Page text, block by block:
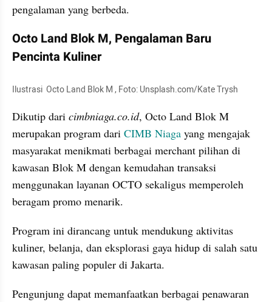
pengalaman yang berbeda.
Octo Land Blok M, Pengalaman Baru
Pencinta Kuliner
Ilustrasi  Octo Land Blok M , Foto: Unsplash.com/Kate Trysh
Dikutip dari cimbniaga.co.id, Octo Land Blok M
merupakan program dari CIMB Niaga yang mengajak
masyarakat menikmati berbagai merchant pilihan di
kawasan Blok M dengan kemudahan transaksi
menggunakan layanan OCTO sekaligus memperoleh
beragam promo menarik.
Program ini dirancang untuk mendukung aktivitas
kuliner, belanja, dan eksplorasi gaya hidup di salah satu
kawasan paling populer di Jakarta.
Pengunjung dapat memanfaatkan berbagai penawaran